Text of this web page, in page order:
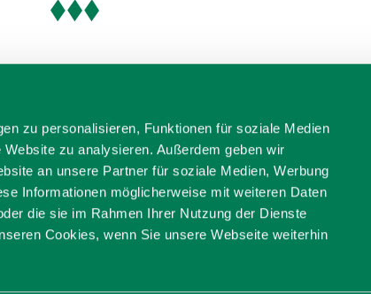
zu personalisieren, Funktionen für soziale Medien
zu analysieren. Außerdem geben wir
an unsere Partner für soziale Medien, Werbung
Informationen möglicherweise mit weiteren Daten
die sie im Rahmen Ihrer Nutzung der Dienste
Cookies, wenn Sie unsere Webseite weiterhin